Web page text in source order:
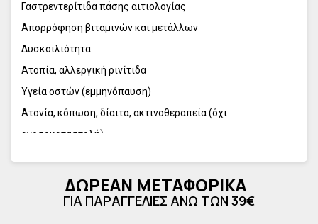
Γαστρεντερίτιδα πάσης αιτιολογίας
Απορρόφηση βιταμινών και μετάλλων
Δυσκοιλιότητα
Ατοπία, αλλεργική ρινίτιδα
Υγεία οστών (εμμηνόπαυση)
Ατονία, κόπωση, δίαιτα, ακτινοθεραπεία (όχι
ανοσοκαταστολή)
ΔΩΡΕΑΝ ΜΕΤΑΦΟΡΙΚΑ
ΓΙΑ ΠΑΡΑΓΓΕΛΙΕΣ ΑΝΩ ΤΩΝ 39€